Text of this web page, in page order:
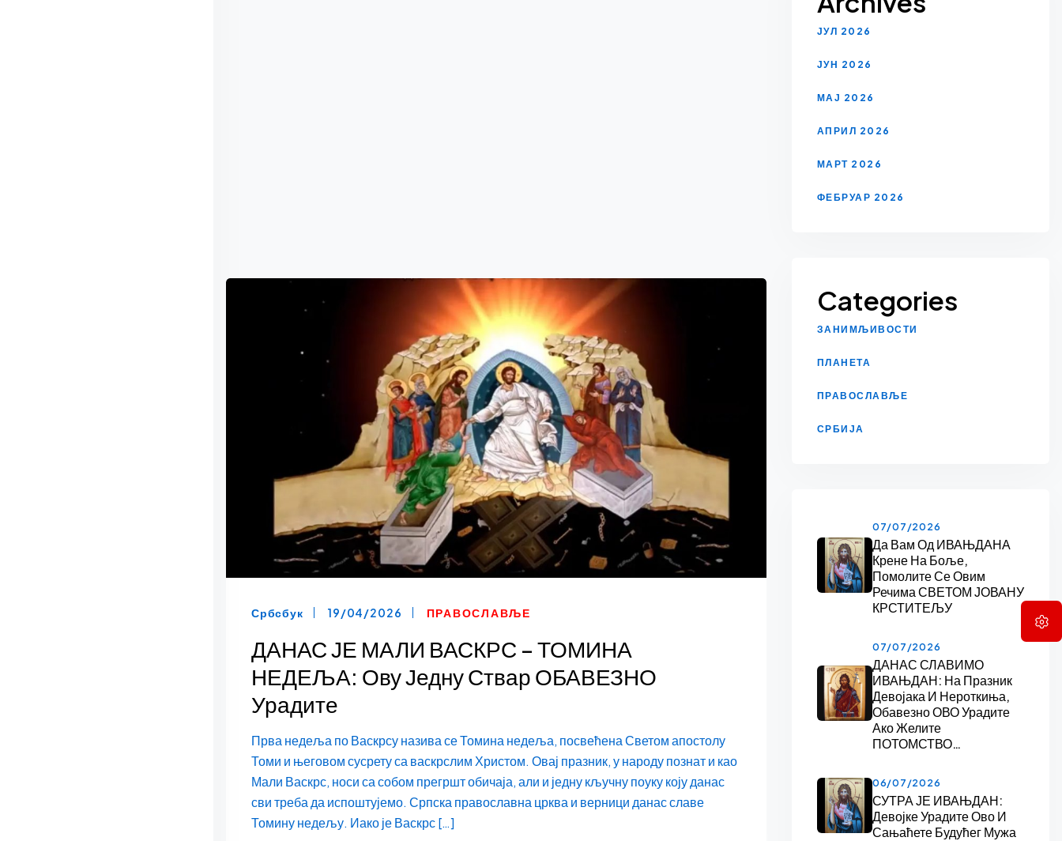
Србсбук 19/04/2026 ПРАВОСЛАВЉЕ
ДАНАС ЈЕ МАЛИ ВАСКРС – ТОМИНА
НЕДЕЉА: Ову Једну Ствар ОБАВЕЗНО
Урадите
Прва недеља по Васкрсу назива се Томина недеља, посвећена Светом апостолу
Томи и његовом сусрету са васкрслим Христом. Овај празник, у народу познат и као
Мали Васкрс, носи са собом прегршт обичаја, али и једну кључну поуку коју данас
сви треба да испоштујемо. Српска православна црква и верници данас славе
Томину недељу. Иако је Васкрс […]
ЈУЛ 2026
ЈУН 2026
МАЈ 2026
АПРИЛ 2026
МАРТ 2026
ФЕБРУАР 2026
Categories
ЗАНИМЉИВОСТИ
ПЛАНЕТА
ПРАВОСЛАВЉЕ
СРБИЈА
07/07/2026
Да Вам Од ИВАЊДАНА
Крене На Боље,
Помолите Се Овим
Речима СВЕТОМ ЈОВАНУ
КРСТИТЕЉУ
07/07/2026
ДАНАС СЛАВИМО
ИВАЊДАН: На Празник
Девојака И Нероткиња,
Обавезно ОВО Урадите
Ако Желите
ПОТОМСТВО…
06/07/2026
СУТРА ЈЕ ИВАЊДАН:
Девојке Урадите Ово И
Сањаћете Будућег Мужа